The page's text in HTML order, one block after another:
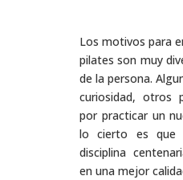
Los motivos para
pilates son muy
de la persona.
curiosidad, otros
por practicar un
lo cierto es que
disciplina
en una mejor